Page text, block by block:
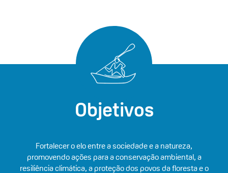
Objetivos
Fortalecer o elo entre a sociedade e a natureza,
promovendo ações para a conservação ambiental, a
resiliência climática, a proteção dos povos da floresta e o